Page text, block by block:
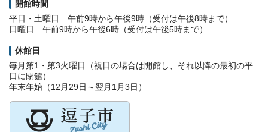
開館時間
平日・土曜日 午前9時から午後9時（受付は午後8時まで）
日曜日 午前9時から午後6時（受付は午後5時まで）
休館日
毎月第1・第3火曜日（祝日の場合は開館し、それ以降の最初の平
日に閉館）
年末年始（12月29日～翌月1月3日）